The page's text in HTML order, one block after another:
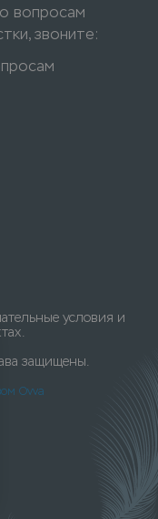
вопросам
звоните:
условия и
защищены.
Ovva